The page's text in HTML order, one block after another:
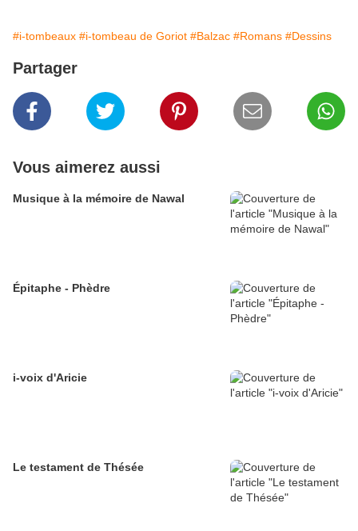
#i-tombeaux #i-tombeau de Goriot #Balzac #Romans #Dessins
Partager
Vous aimerez aussi
Musique à la mémoire de Nawal
Épitaphe - Phèdre
i-voix d'Aricie
Le testament de Thésée